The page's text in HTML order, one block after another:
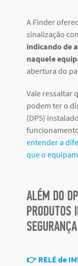
A Finder
sinalização
indicando de
naquele
abertura do
Vale ressaltar
podem ter o
(DPS)
entender a
que o
ALÉM DO
PRODUTOS
👉 RELÉ de